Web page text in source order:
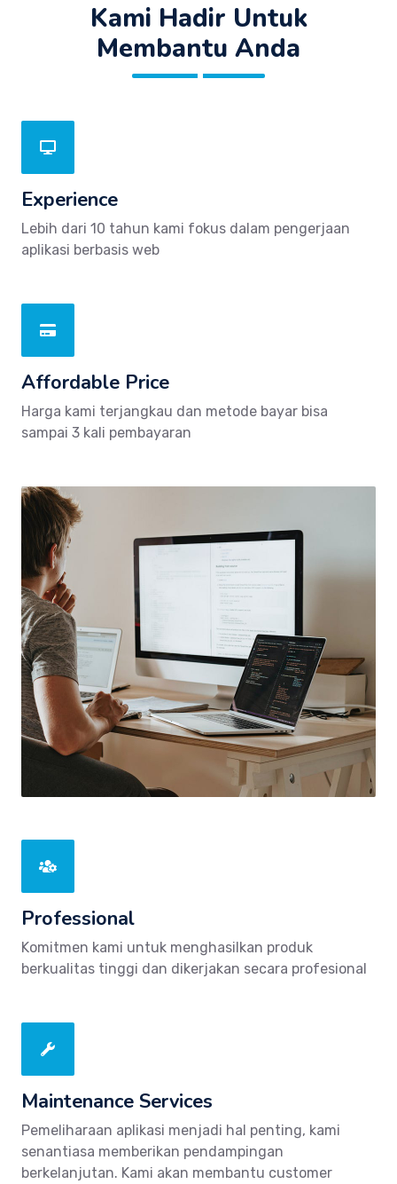
Kami Hadir Untuk
Membantu Anda
Experience
Lebih dari 10 tahun kami fokus dalam pengerjaan
aplikasi berbasis web
Affordable Price
Harga kami terjangkau dan metode bayar bisa
sampai 3 kali pembayaran
Professional
Komitmen kami untuk menghasilkan produk
berkualitas tinggi dan dikerjakan secara profesional
Maintenance Services
Pemeliharaan aplikasi menjadi hal penting, kami
senantiasa memberikan pendampingan
berkelanjutan. Kami akan membantu customer